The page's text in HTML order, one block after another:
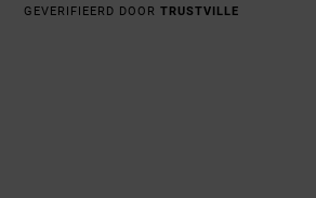
GEVERIFIEERD DOOR TRUSTVILLE